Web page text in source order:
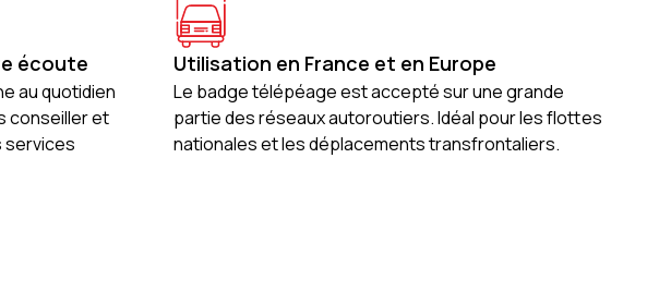
écoute
au quotidien
conseiller et
services
Utilisation en France et en Europe
Le badge télépéage est accepté sur une grande
partie des réseaux autoroutiers. Idéal pour les flottes
nationales et les déplacements transfrontaliers.